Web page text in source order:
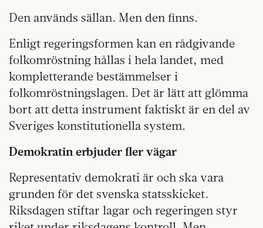
Den används sällan. Men den finns.
Enligt regeringsformen kan en rådgivande
folkomröstning hållas i hela landet, med
kompletterande bestämmelser i
folkomröstningslagen. Det är lätt att glömma
bort att detta instrument faktiskt är en del av
Sveriges konstitutionella system.
Demokratin erbjuder fler vägar
Representativ demokrati är och ska vara
grunden för det svenska statsskicket.
Riksdagen stiftar lagar och regeringen styr